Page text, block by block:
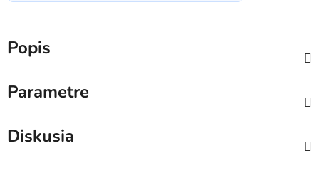
Popis
Parametre
Diskusia